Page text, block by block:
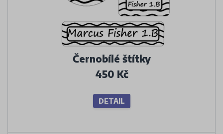
Černobílé štítky
450 Kč
DETAIL